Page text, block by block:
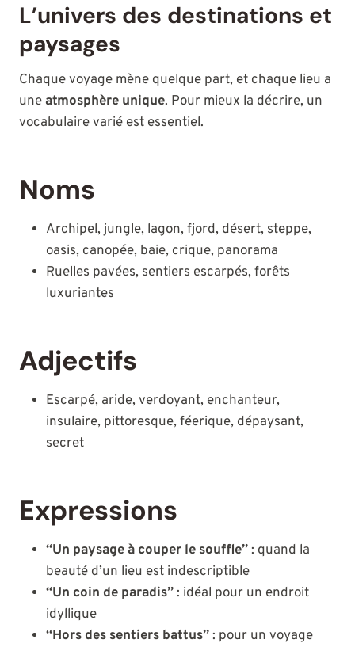
L’univers des destinations et
paysages
Chaque voyage mène quelque part, et chaque lieu a
uneatmosphère unique. Pour mieux la décrire, un
vocabulaire varié est essentiel.
Noms
Archipel, jungle, lagon, fjord, désert, steppe,
oasis, canopée, baie, crique, panorama
Ruelles pavées, sentiers escarpés, forêts
luxuriantes
Adjectifs
Escarpé, aride, verdoyant, enchanteur,
insulaire, pittoresque, féerique, dépaysant,
secret
Expressions
“Un paysage à couper le souffle”: quand la
beauté d’un lieu est indescriptible
“Un coin de paradis”: idéal pour un endroit
idyllique
“Hors des sentiers battus”: pour un voyage